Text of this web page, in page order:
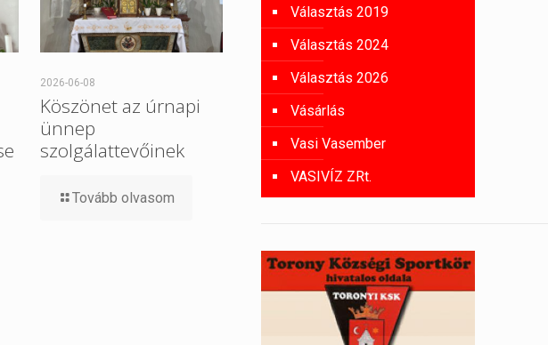
2026-06-08
Köszönet az úrnapi
ünnep
szolgálattevőinek
Tovább olvasom
Választás 2019
Választás 2024
Választás 2026
Vásárlás
Vasi Vasember
VASIVÍZ ZRt.